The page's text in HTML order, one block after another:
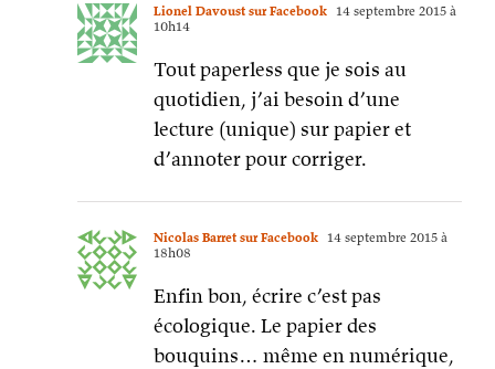
Lionel Davoust sur Facebook 14 septembre 2015 à
10h14
Tout paperless que je sois au
quotidien, j’ai besoin d’une
lecture (unique) sur papier et
d’annoter pour corriger.
Nicolas Barret sur Facebook 14 septembre 2015 à
18h08
Enfin bon, écrire c’est pas
écologique. Le papier des
bouquins… même en numérique,